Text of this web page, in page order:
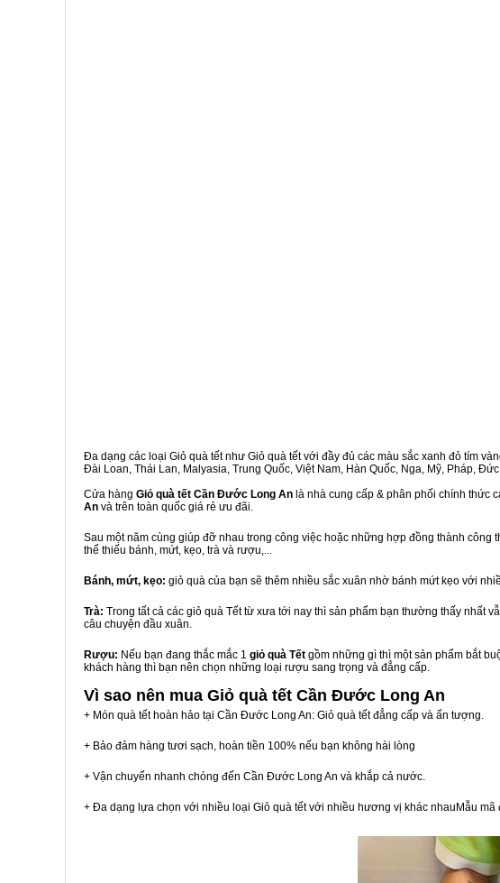
Đa dạng các loại Giỏ quà tết như Giỏ quà tết với đầy đủ các màu sắc xanh đỏ tím
Đài Loan, Thái Lan, Malyasia, Trung Quốc, Việt Nam, Hàn Quốc, Nga, Mỹ, Pháp,
Cửa hàng Giỏ quà tết Cần Đước Long An là nhà cung cấp & phân phối chính thức
An và trên toàn quốc giá rẻ ưu đãi.
Sau một năm cùng giúp đỡ nhau trong công việc hoặc những hợp đồng thành
thể thiếu bánh, mứt, kẹo, trà và rượu,...
Bánh, mứt, kẹo: giỏ quà của bạn sẽ thêm nhiều sắc xuân nhờ bánh mứt kẹo với
Trà: Trong tất cả các giỏ quà Tết từ xưa tới nay thì sản phẩm bạn thường thấy nhất
câu chuyện đầu xuân.
Rượu: Nếu bạn đang thắc mắc 1 giỏ quà Tết gồm những gì thì một sản phẩm bắt
khách hàng thì bạn nên chọn những loại rượu sang trọng và đẳng cấp.
Vì sao nên mua Giỏ quà tết Cần Đước Long An
+ Món quà tết hoàn hảo tại Cần Đước Long An: Giỏ quà tết đẳng cấp và ấn tượng.
+ Bảo đảm hàng tươi sạch, hoàn tiền 100% nếu bạn không hài lòng
+ Vận chuyển nhanh chóng đến Cần Đước Long An và khắp cả nước.
+ Đa dạng lựa chọn với nhiều loại Giỏ quà tết với nhiều hương vị khác nhauMẫu